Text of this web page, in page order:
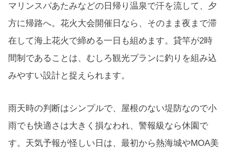
マリンスパあたみなどの日帰り温泉で汗を流して、夕
方に帰路へ。花火大会開催日なら、そのまま夜まで滞
在して海上花火で締める一日も組めます。貸竿が2時
間制であることは、むしろ観光プランに釣りを組み込
みやすい設計と捉えられます。
雨天時の判断はシンプルで、屋根のない堤防なので小
雨でも快適さは大きく損なわれ、警報級なら休園で
す。天気予報が怪しい日は、最初から熱海城やMOA美